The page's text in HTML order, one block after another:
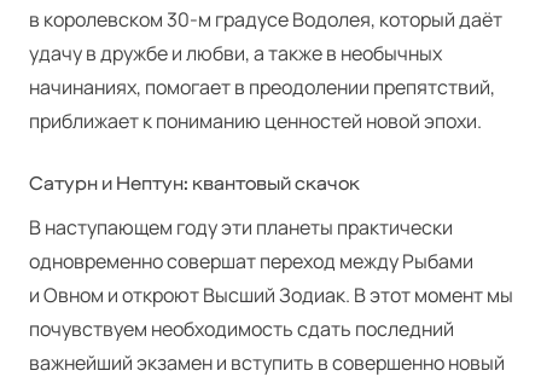
в королевском 30‑м градусе Водолея, который даёт
удачу в дружбе и любви, а также в необычных
начинаниях, помогает в преодолении препятствий,
приближает к пониманию ценностей новой эпохи.
Сатурн и Нептун: квантовый скачок
В наступающем году эти планеты практически
одновременно совершат переход между Рыбами
и Овном и откроют Высший Зодиак. В этот момент мы
почувствуем необходимость сдать последний
важнейший экзамен и вступить в совершенно новый